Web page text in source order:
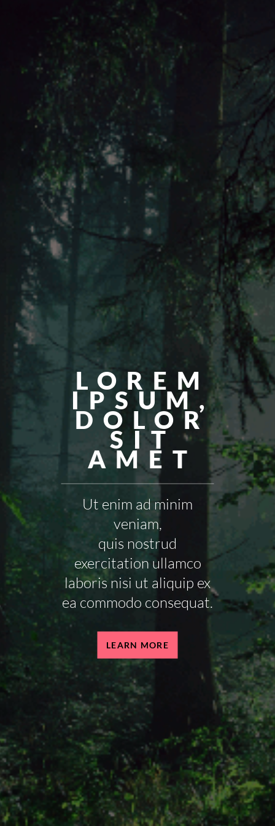
LOREM
IPSUM,
DOLOR
SIT
AMET
Ut enim ad minim
veniam,
quis nostrud
exercitation ullamco
laboris nisi ut aliquip ex
ea commodo consequat.
LEARN MORE